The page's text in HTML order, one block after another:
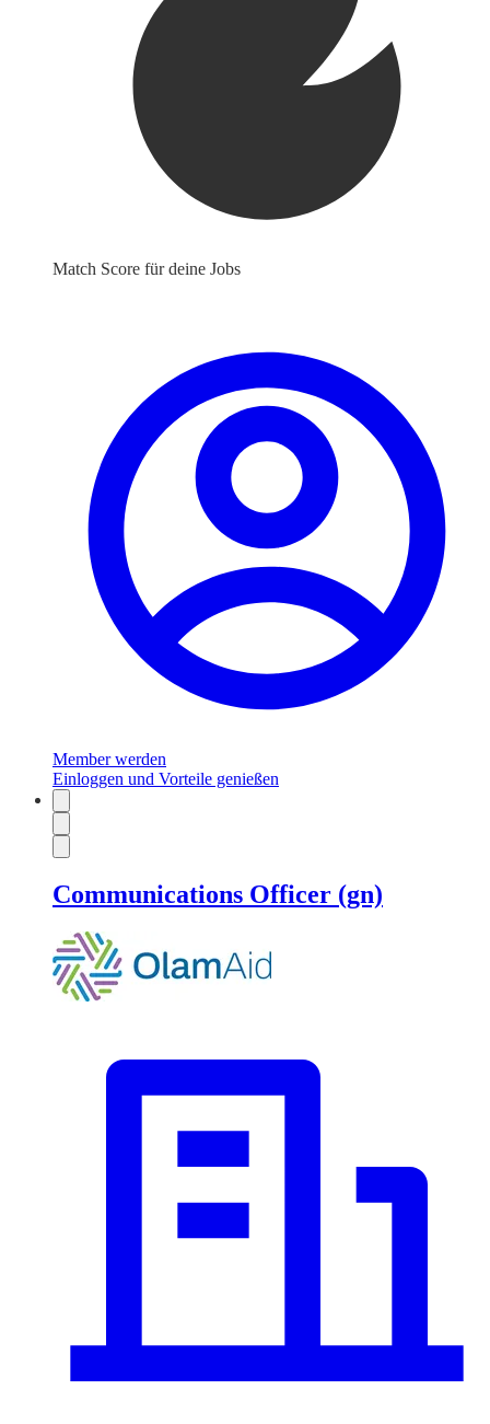
Match Score für deine Jobs
Member werden
Einloggen und Vorteile genießen
Communications Officer (gn)